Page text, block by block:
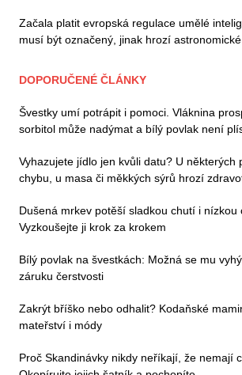
Začala platit evropská regulace umělé
musí být označený, jinak hrozí
DOPORUČENÉ ČLÁNKY
Švestky umí potrápit i pomoci. Vláknina
sorbitol může nadýmat a bílý povlak není
Vyhazujete jídlo jen kvůli datu? U některých
chybu, u masa či měkkých sýrů hrozí
Dušená mrkev potěší sladkou chutí i nízkou
Vyzkoušejte ji krok za krokem
Bílý povlak na švestkách: Možná se mu
záruku čerstvosti
Zakrýt bříško nebo odhalit? Kodaňské
mateřství i módy
Proč Skandinávky nikdy neříkají, že nemají